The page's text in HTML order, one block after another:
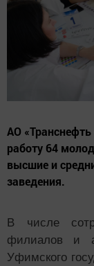
АО
работу 64
высшие и
заведения.
В числе
филиалов и
Уфимского